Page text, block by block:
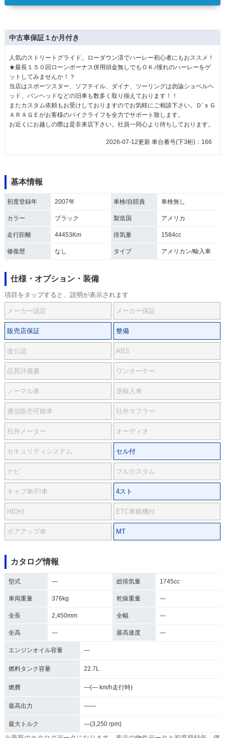
中古車保証１か月付き
人気のストリートグライド。ローダウン済でハーレー初心者にもおススメ！
★最長１５０回ローンボーナス併用頭金無しでもＯＫ♪憧れのハーレーをゲ
ットしてみませんか！？
当店はスポーツスター、ソフテイル、ダイナ、ツーリングは勿論ショベルヘ
ッド、パンヘッドなどの旧車も数多く取り揃えております！！
またカスタム依頼もお受けしておりますのでお気軽にご相談下さい。Ｄ’ｓＧ
ＡＲＡＧＥがお客様のバイクライフを全力でサポート致します。
お近くにお越しの際は是非来店下さい。社員一同心より待ちしております。
2026-07-12更新 車台番号(下3桁)：166
基本情報
初度登録年 2007年 車検/自賠責 車検無し
カラー ブラック 製造国 アメリカ
走行距離 44453Km 排気量 1584cc
修復歴 なし タイプ アメリカン/輸入車
仕様・オプション・装備
項目をタップすると、説明が表示されます
メーカー認定 メーカー保証
販売店保証 整備
改公認 ABS
品質評価書 ワンオーナー
ノーマル車 逆輸入車
通信販売可能車 社外マフラー
社外メーター オーディオ
セキュリティシステム セル付
ナビ フルカスタム
キャブ車/FI車 4スト
HID付 ETC車載機付
ボアアップ車 MT
カタログ情報
型式 ― 総排気量 1745cc
車両重量 376kg 乾燥重量 ―
全長 2,450mm 全幅 ―
全高 ― 最高速度 ―
エンジンオイル容量 ―
燃料タンク容量 22.7L
燃費 ―(― km/h走行時)
最高出力 ――
最大トルク ―(3,250 rpm)